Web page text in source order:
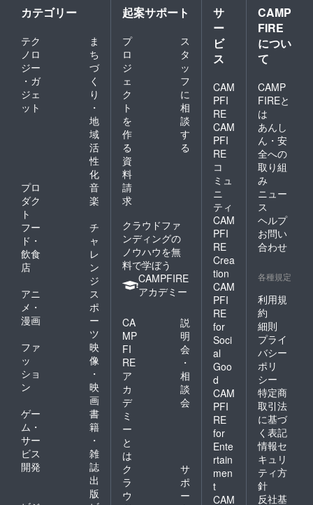
カテゴリー
テク
ノロ
ジー
・ガ
ジェ
ット
ま
ち
づ
く
り
・
地
域
活
性
化
プロ
ダク
ト
音
楽
フー
ド・
飲食
店
チ
ャ
レ
ン
ジ
アニ
メ・
漫画
ス
ポ
ー
ツ
ファ
ッ
ショ
ン
映
像
・
映
画
ゲー
ム・
サー
ビス
開発
書
籍
・
雑
誌
出
版
起案サポート
プ
ロ
ジ
ェ
ク
ト
を
作
る
ス
タ
ッ
フ
に
相
談
す
る
資
料
請
求
クラウドファ
ンディングの
ノウハウを無
料で学ぼう
CAMPFIRE
アカデミー
CA
MP
FI
RE
ア
カ
デ
ミ
ー
と
は
説
明
会
・
相
談
会
ク
ラ
ウ
サ
ポ
ー
サ
ー
ビ
ス
CAM
PFI
RE
CAM
PFI
RE
コ
ミュ
ニ
ティ
CAM
PFI
RE
Crea
tion
CAM
PFI
RE
for
Soci
al
Goo
d
CAM
PFI
RE
for
Ente
rtain
men
t
CAM
CAMP
FIRE
につい
て
CAMP
FIREと
は
あんし
ん・安
全への
取り組
み
ニュー
ス
ヘルプ
お問い
合わせ
各種規定
利用規
約
細則
プライ
バシー
ポリ
シー
特定商
取引法
に基づ
く表記
情報セ
キュリ
ティ方
針
反社基